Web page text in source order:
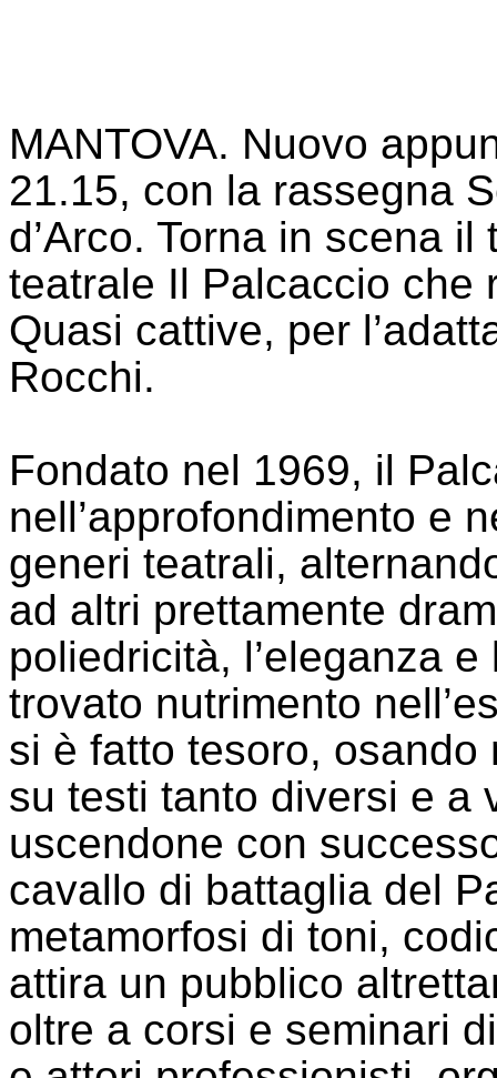
MANTOVA. Nuovo
21.15, con la rassegna
d’Arco. Torna in scena
teatrale Il Palcaccio che
Quasi cattive, per
Rocchi.
Fondato nel 1969, il
nell’approfondimento e
generi teatrali,
ad altri prettamente
poliedricità, l’eleganza
trovato nutrimento
si è fatto tesoro,
su testi tanto diversi e a
uscendone con
cavallo di battaglia del
metamorfosi di toni,
attira un pubblico
oltre a corsi e seminari